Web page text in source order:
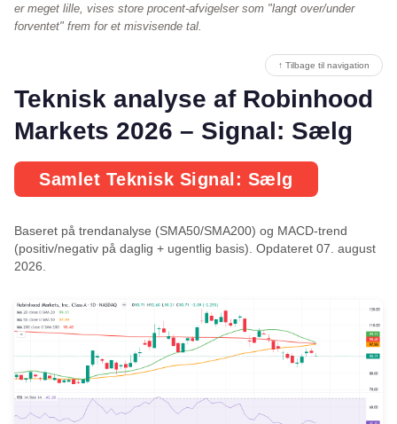
er meget lille, vises store procent-afvigelser som "langt over/under
forventet" frem for et misvisende tal.
↑ Tilbage til navigation
Teknisk analyse af Robinhood
Markets 2026 – Signal: Sælg
Samlet Teknisk Signal: Sælg
Baseret på trendanalyse (SMA50/SMA200) og MACD-trend
(positiv/negativ på daglig + ugentlig basis). Opdateret 07. august
2026.